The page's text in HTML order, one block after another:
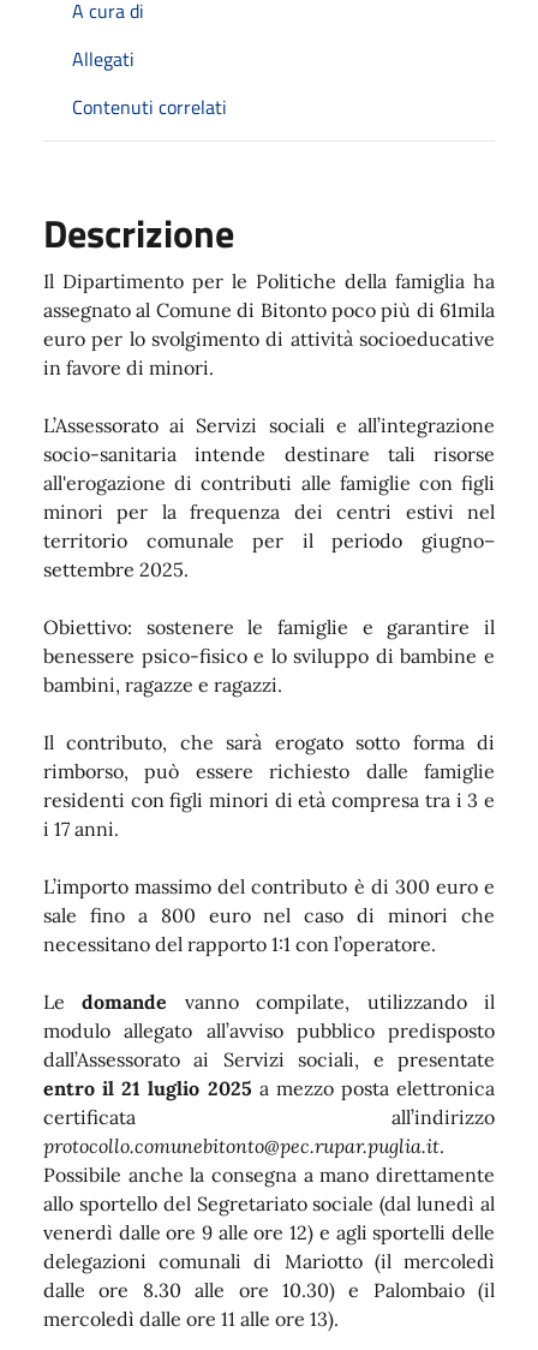
A cura di
Allegati
Contenuti correlati
Descrizione
Il Dipartimento per le Politiche della famiglia ha
assegnato al Comune di Bitonto poco più di 61mila
euro per lo svolgimento di attività socioeducative
in favore di minori.
L’Assessorato ai Servizi sociali e all’integrazione
socio-sanitaria intende destinare tali risorse
all'erogazione di contributi alle famiglie con figli
minori per la frequenza dei centri estivi nel
territorio comunale per il periodo giugno–
settembre 2025.
Obiettivo: sostenere le famiglie e garantire il
benessere psico-fisico e lo sviluppo di bambine e
bambini, ragazze e ragazzi.
Il contributo, che sarà erogato sotto forma di
rimborso, può essere richiesto dalle famiglie
residenti con figli minori di età compresa tra i 3 e
i 17 anni.
L’importo massimo del contributo è di 300 euro e
sale fino a 800 euro nel caso di minori che
necessitano del rapporto 1:1 con l’operatore.
Ledomande vanno compilate, utilizzando il
modulo allegato all’avviso pubblico predisposto
dall’Assessorato ai Servizi sociali, e presentate
entro il 21 luglio 2025 a mezzo posta elettronica
certificata all’indirizzo
protocollo.comunebitonto@pec.rupar.puglia.it.
Possibile anche la consegna a mano direttamente
allo sportello del Segretariato sociale (dal lunedì al
venerdì dalle ore 9 alle ore 12) e agli sportelli delle
delegazioni comunali di Mariotto (il mercoledì
dalle ore 8.30 alle ore 10.30) e Palombaio (il
mercoledì dalle ore 11 alle ore 13).